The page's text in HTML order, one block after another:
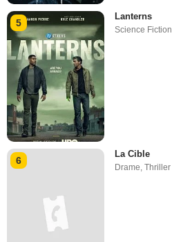
5
Lanterns
Science Fiction
6
La Cible
Drame ,Thriller